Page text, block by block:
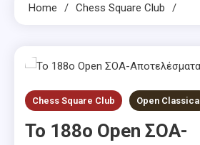
Home Chess Square Club
Chess Square Club Open Classical
To 188o Open ΣΟΑ-